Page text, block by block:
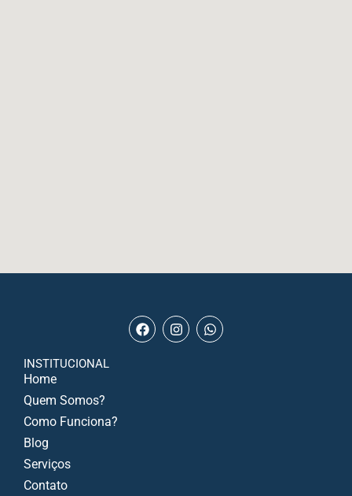
INSTITUCIONAL
Home
Quem Somos?
Como Funciona?
Blog
Serviços
Contato